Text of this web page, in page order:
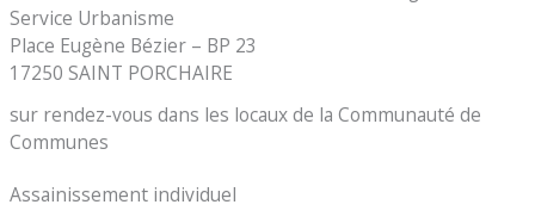
Service Urbanisme
Place Eugène Bézier – BP 23
17250 SAINT PORCHAIRE
sur rendez-vous dans les locaux de la Communauté de
Communes
Assainissement individuel